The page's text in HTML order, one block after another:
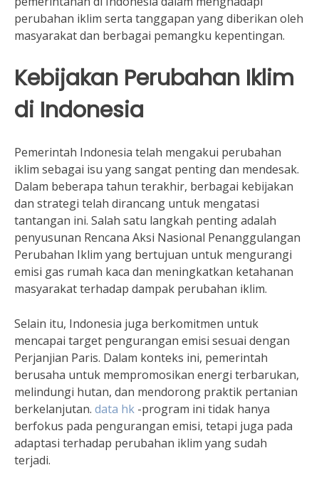
perubahan iklim serta tanggapan yang diberikan oleh
masyarakat dan berbagai pemangku kepentingan.
Kebijakan Perubahan Iklim
di Indonesia
Pemerintah Indonesia telah mengakui perubahan
iklim sebagai isu yang sangat penting dan mendesak.
Dalam beberapa tahun terakhir, berbagai kebijakan
dan strategi telah dirancang untuk mengatasi
tantangan ini. Salah satu langkah penting adalah
penyusunan Rencana Aksi Nasional Penanggulangan
Perubahan Iklim yang bertujuan untuk mengurangi
emisi gas rumah kaca dan meningkatkan ketahanan
masyarakat terhadap dampak perubahan iklim.
Selain itu, Indonesia juga berkomitmen untuk
mencapai target pengurangan emisi sesuai dengan
Perjanjian Paris. Dalam konteks ini, pemerintah
berusaha untuk mempromosikan energi terbarukan,
melindungi hutan, dan mendorong praktik pertanian
berkelanjutan. data hk -program ini tidak hanya
berfokus pada pengurangan emisi, tetapi juga pada
adaptasi terhadap perubahan iklim yang sudah
terjadi.